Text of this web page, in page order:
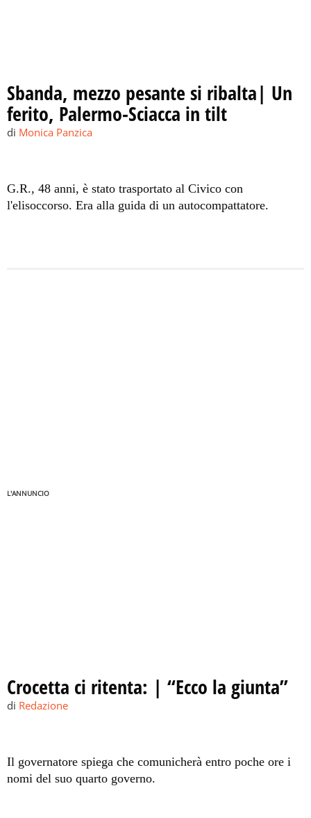
Sbanda, mezzo pesante si ribalta| Un
ferito, Palermo-Sciacca in tilt
di Monica Panzica
G.R., 48 anni, è stato trasportato al Civico con
l'elisoccorso. Era alla guida di un autocompattatore.
L'ANNUNCIO
Crocetta ci ritenta: | “Ecco la giunta”
di Redazione
Il governatore spiega che comunicherà entro poche ore i
nomi del suo quarto governo.